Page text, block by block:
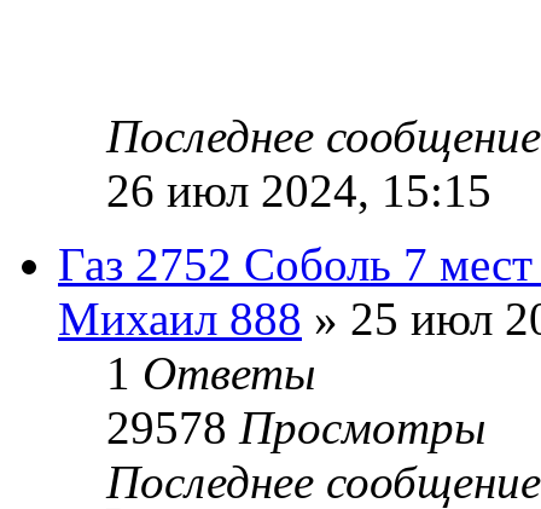
Последнее
26 июл 2024, 15:15
Газ 2752 Соболь 7
Михаил 888 » 25 июл
1 Ответы
29578 Просмотры
Последнее